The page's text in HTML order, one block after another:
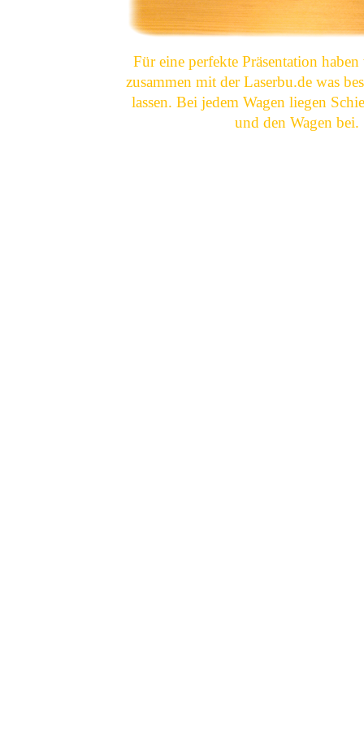
Für eine perfekte Präsentation
zusammen mit der Laserbu.de was
lassen. Bei jedem Wagen liegen
und den Wagen bei.